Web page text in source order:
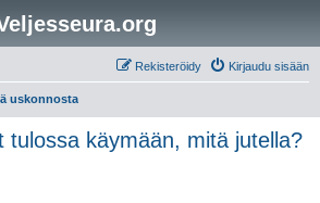
Kirjaudu sisään
Rekisteröidy
uskonnosta
tulossa käymään, mitä jutella?